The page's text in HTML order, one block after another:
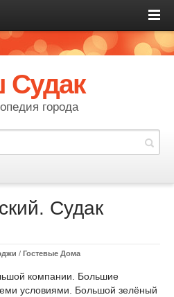
Судак
города
Судак
/ Гостевые Дома
компании. Большие
условиями. Большой зелёный